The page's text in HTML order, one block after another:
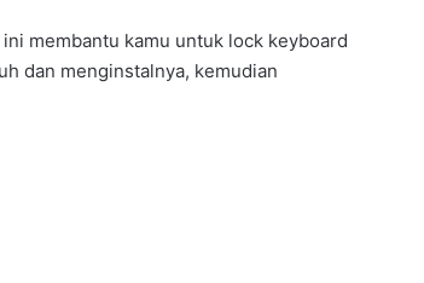
ini membantu kamu untuk lock keyboard
dan menginstalnya, kemudian